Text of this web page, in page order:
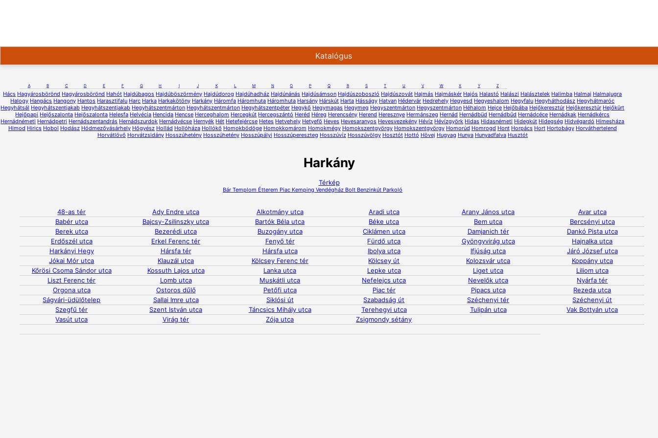
Katalógus
A B C D E F G H I J K L M N O P Q R S T U V W X Y Z
Hács Hagyárosbörönd Hagyárosbörönd Hahót Hajdúbagos Hajdúböszörmény Hajdúdorog Hajdúhadház Hajdúnánás Hajdúsámson Hajdúszoboszló Hajdúszovát Hajmás Hajmáskér Hajós Halastó Halászi Halásztelek Halimba Halmaj Halmajugra
Halogy Hangács Hangony Hantos Harasztifalu Harc Harka Harkakötöny Harkány Háromfa Háromhuta Háromhuta Harsány Hárskút Harta Hásságy Hatvan Hédervár Hedrehely Hegyesd Hegyeshalom Hegyfalu Hegyháthodász Hegyhátmaróc
Hegyhátsál Hegyhátszentjakab Hegyhátszentjakab Hegyhátszentmárton Hegyhátszentmárton Hegyhátszentpéter Hegykő Hegymagas Hegymeg Hegyszentmárton Hegyszentmárton Héhalom Hejce Hejőbába Hejőkeresztúr Hejőkeresztúr Hejőkürt
Hejőpapi Hejőszalonta Hejőszalonta Helesfa Helvécia Hencida Hencse Herceghalom Hercegkút Hercegszántó Heréd Héreg Herencsény Herend Heresznye Hermánszeg Hernád Hernádbüd Hernádbűd Hernádcéce Hernádkak Hernádkércs
Hernádnémeti Hernádpetri Hernádszentandrás Hernádszurdok Hernádvécse Hernyék Hét Hetefejércse Hetes Hetvehely Hetyefő Heves Hevesaranyos Hevesvezekény Hévíz Hévízgyörk Hidas Hidasnémeti Hidegkút Hidegség Hidvégardó Hímesháza
Himod Hirics Hobol Hodász Hódmezővásárhely Hőgyész Hollád Hollóháza Hollókő Homokbödöge Homokkomárom Homokmégy Homokszentgyörgy Homokszentgyörgy Homorúd Homrogd Hont Horpács Hort Hortobágy Horváthertelend
Horvátlövő Horvátzsidány Hosszúhetény Hosszúhetény Hosszúpályi Hosszúpereszteg Hosszúvíz Hosszúvölgy Hosztót Hottó Hövej Hugyag Hunya Hunyadfalva Husztót
Harkány
Térkép
BárTemplom Étterem PiacKemping VendégházBoltBenzinkútParkoló
48-as tér Ady Endre utca Alkotmány utca Aradi utca Arany János utca
Avar utca
Babér utca
Bajcsy-Zsilinszky utca Bartók Béla utca Béke utca Bem utca
Bercsényi utca
Berek utca
Bezerédi utca Buzogány utca Ciklámen utca Damjanich tér
Dankó Pista utca
Erdőszél utca
Erkel Ferenc tér Fenyő tér Fürdő utca Gyöngyvirág utca
Hajnalka utca
Harkányi Hegy
Hársfa tér Hársfa utca Ibolya utca Ifjúság utca
Járó József utca
Jókai Mór utca
Klauzál utca Kölcsey Ferenc tér Kölcsey út Kolozsvár utca
Koppány utca
Kőrösi Csoma Sándor utca
Kossuth Lajos utca Lanka utca Lepke utca Liget utca
Liliom utca
Liszt Ferenc tér
Lomb utca Muskátli utca Nefelejcs utca Nevelők utca
Nyárfa tér
Orgona utca
Ostoros dűlő Petőfi utca Piac tér Pipacs utca
Rezeda utca
Ságvári-üdülőtelep
Sallai Imre utca Siklósi út Szabadság út Széchenyi tér
Széchenyi út
Szegfű tér
Szent István utca Táncsics Mihály utca Terehegyi utca Tulipán utca
Vak Bottyán utca
Vasút utca
Virág tér Zója utca Zsigmondy sétány